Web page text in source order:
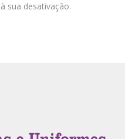
sua desativação.